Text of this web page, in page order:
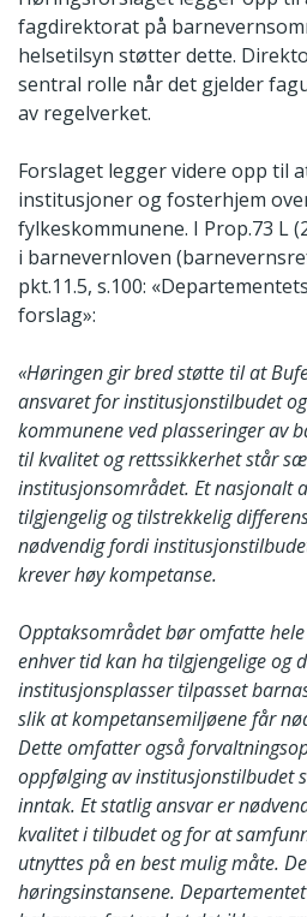
fagdirektorat på
helsetilsyn støtter dette.
sentral rolle når det gjelder
av regelverket.
Forslaget legger videre opp til
institusjoner og fosterhjem
fylkeskommunene. I Prop.73 L
i barnevernloven
pkt.11.5, s.100:
forslag»:
«Høringen gir bred støtte til at
ansvaret for institusjonstilbudet
kommunene ved plasseringer av
til kvalitet og rettssikkerhet står
institusjonsområdet. Et nasjonalt
tilgjengelig og tilstrekkelig
nødvendig fordi
krever høy kompetanse.
Opptaksområdet bør omfatte
enhver tid kan ha tilgjengelige og
institusjonsplasser tilpasset
slik at kompetansemiljøene får
Dette omfatter også
oppfølging av institusjonstilbudet
inntak. Et statlig ansvar er
kvalitet i tilbudet og for at
utnyttes på en best mulig måte.
høringsinstansene.